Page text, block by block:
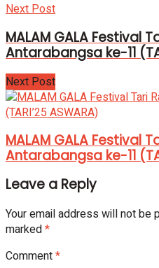
Next Post
MALAM GALA Festival
Antarabangsa ke-11
Next Post
MALAM GALA Festival
Antarabangsa ke-11
Leave a Reply
Your email address will not be
marked*
Comment*